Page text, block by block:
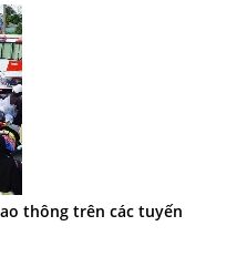
thông trên các tuyến